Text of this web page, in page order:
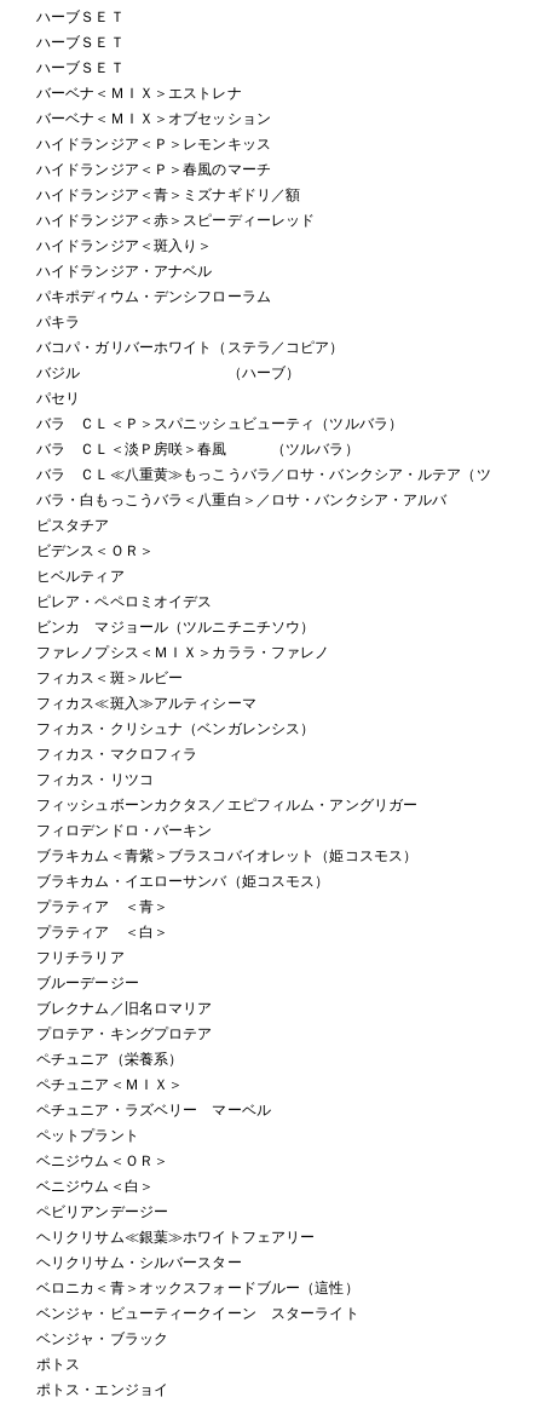
ハーブＳＥＴ
ハーブＳＥＴ
ハーブＳＥＴ
バーベナ＜ＭＩＸ＞エストレナ
バーベナ＜ＭＩＸ＞オブセッション
ハイドランジア＜Ｐ＞レモンキッス
ハイドランジア＜Ｐ＞春風のマーチ
ハイドランジア＜青＞ミズナギドリ／額
ハイドランジア＜赤＞スピーディーレッド
ハイドランジア＜斑入り＞
ハイドランジア・アナベル
パキポディウム・デンシフローラム
パキラ
バコパ・ガリバーホワイト（ステラ／コピア）
バジル （ハーブ）
パセリ
バラ ＣＬ＜Ｐ＞スパニッシュビューティ（ツルバラ）
バラ ＣＬ＜淡Ｐ房咲＞春風 （ツルバラ）
バラ ＣＬ≪八重黄≫もっこうバラ／ロサ・バンクシア・ルテア（ツ
バラ・白もっこうバラ＜八重白＞／ロサ・バンクシア・アルバ
ピスタチア
ビデンス＜ＯＲ＞
ヒベルティア
ピレア・ペペロミオイデス
ビンカ マジョール（ツルニチニチソウ）
ファレノプシス＜ＭＩＸ＞カララ・ファレノ
フィカス＜斑＞ルビー
フィカス≪斑入≫アルティシーマ
フィカス・クリシュナ（ベンガレンシス）
フィカス・マクロフィラ
フィカス・リツコ
フィッシュボーンカクタス／エピフィルム・アングリガー
フィロデンドロ・バーキン
ブラキカム＜青紫＞ブラスコバイオレット（姫コスモス）
ブラキカム・イエローサンバ（姫コスモス）
プラティア ＜青＞
プラティア ＜白＞
フリチラリア
ブルーデージー
ブレクナム／旧名ロマリア
プロテア・キングプロテア
ペチュニア（栄養系）
ペチュニア＜ＭＩＸ＞
ペチュニア・ラズベリー マーベル
ペットプラント
ベニジウム＜ＯＲ＞
ベニジウム＜白＞
ペビリアンデージー
ヘリクリサム≪銀葉≫ホワイトフェアリー
ヘリクリサム・シルバースター
ベロニカ＜青＞オックスフォードブルー（這性）
ベンジャ・ビューティークイーン スターライト
ベンジャ・ブラック
ポトス
ポトス・エンジョイ